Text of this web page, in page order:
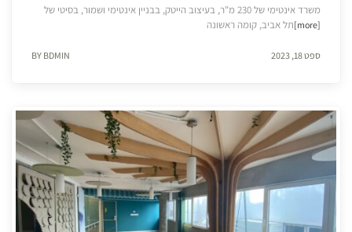
משרד אינטימי של 230 מ"ר, בעיצוב הייטק, בבניין אינטימי ושמור, בסיטי של
תל אביב, קומה ראשונה
[more]
BY BDMIN ספט 18, 2023